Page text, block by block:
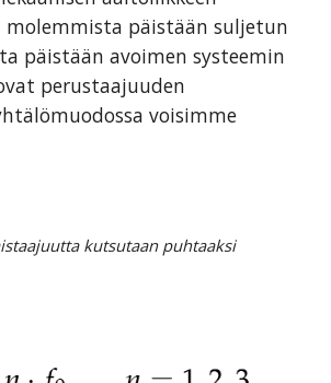
päistään suljetun
päistään avoimen systeemin
perustaajuuden
voisimme
kutsutaan puhtaaksi